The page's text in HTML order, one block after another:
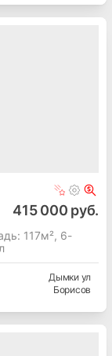
415 000 руб.
117м², 6-
Дымки ул
Борисов